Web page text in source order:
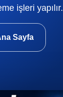
işleri yapılır.
Sayfa